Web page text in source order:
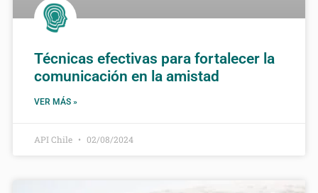
Técnicas efectivas para fortalecer la
comunicación en la amistad
VER MÁS »
API Chile 02/08/2024